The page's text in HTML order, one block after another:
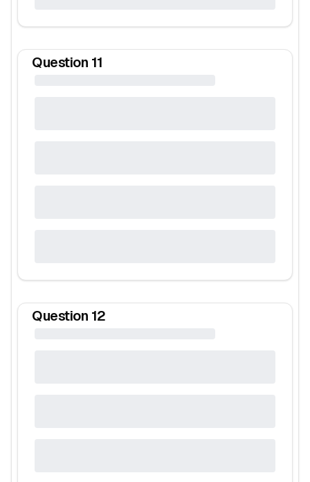
Question 11
Question 12